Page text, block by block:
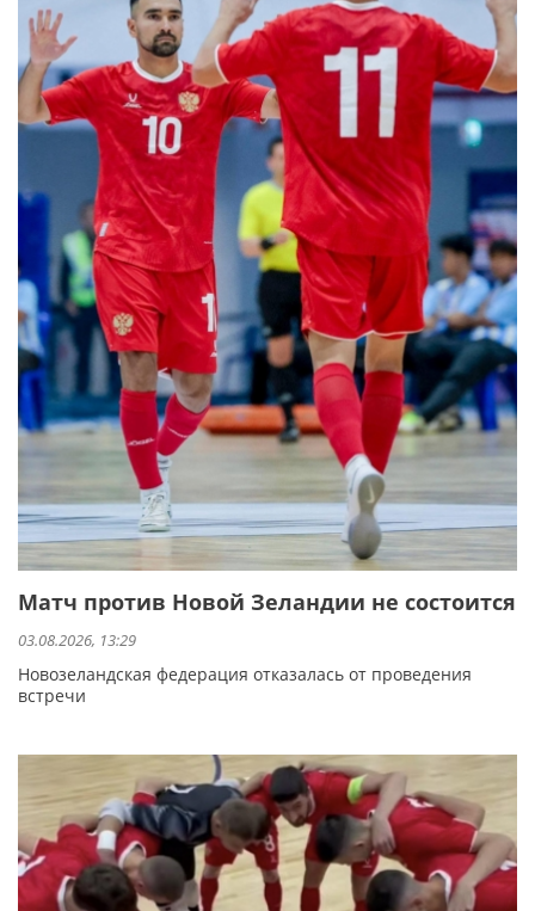
Матч против Новой Зеландии не состоится
03.08.2026, 13:29
Новозеландская федерация отказалась от проведения
встречи